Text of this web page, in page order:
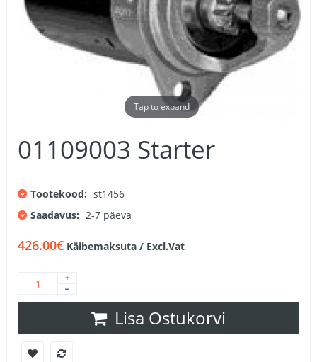
Tap to expand
01109003 Starter
Tootekood: st1456
Saadavus: 2-7 päeva
426.00€ Käibemaksuta / Excl.Vat
Lisa Ostukorvi